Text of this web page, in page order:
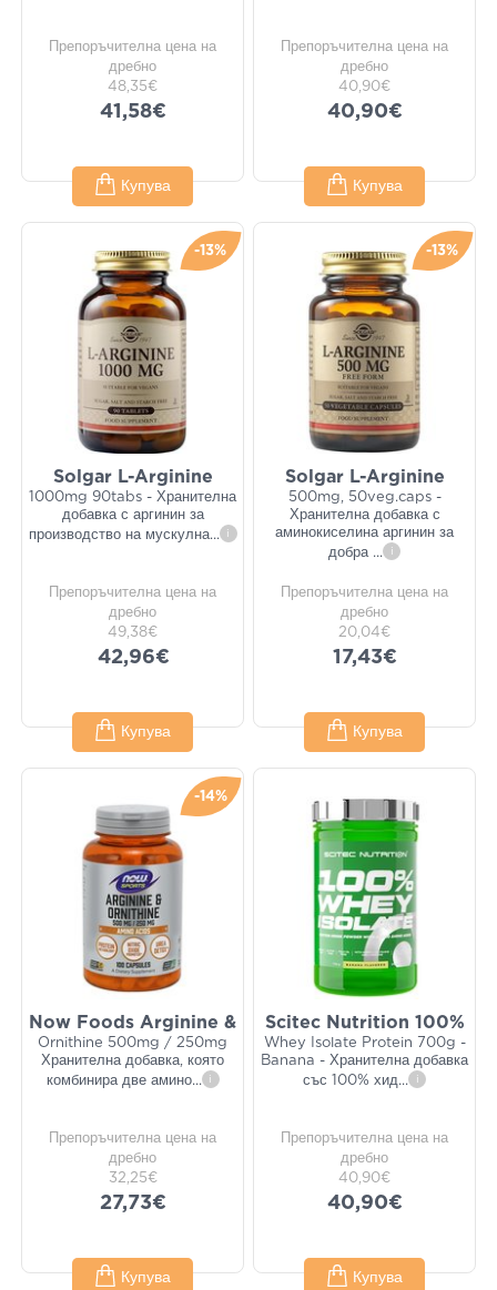
Препоръчителна цена на
дребно
48,35€
41,58€
Купува
Препоръчителна цена на
дребно
40,90€
40,90€
Купува
-13%
Solgar L-Arginine
1000mg 90tabs - Хранителна
добавка с аргинин за
производство на мускулна... i
Препоръчителна цена на
дребно
49,38€
42,96€
Купува
-13%
Solgar L-Arginine
500mg, 50veg.caps -
Хранителна добавка с
аминокиселина аргинин за
добра ... i
Препоръчителна цена на
дребно
20,04€
17,43€
Купува
-14%
Now Foods Arginine &
Ornithine 500mg / 250mg
Хранителна добавка, която
комбинира две амино... i
Препоръчителна цена на
дребно
32,25€
27,73€
Купува
Scitec Nutrition 100%
Whey Isolate Protein 700g -
Banana - Хранителна добавка
със 100% хид... i
Препоръчителна цена на
дребно
40,90€
40,90€
Купува